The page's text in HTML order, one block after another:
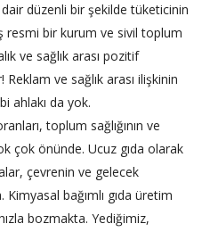
düzenli bir şekilde tüketicinin
resmi bir kurum ve sivil toplum
ve sağlık arası pozitif
ve sağlık arası ilişkinin
ahlakı da yok.
toplum sağlığının ve
çok önünde. Ucuz gıda olarak
çevrenin ve gelecek
Kimyasal bağımlı gıda üretim
bozmakta. Yediğimiz,